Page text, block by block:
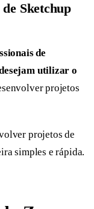
Sketchup
de
utilizar o
projetos
projetos de
simples e rápida.